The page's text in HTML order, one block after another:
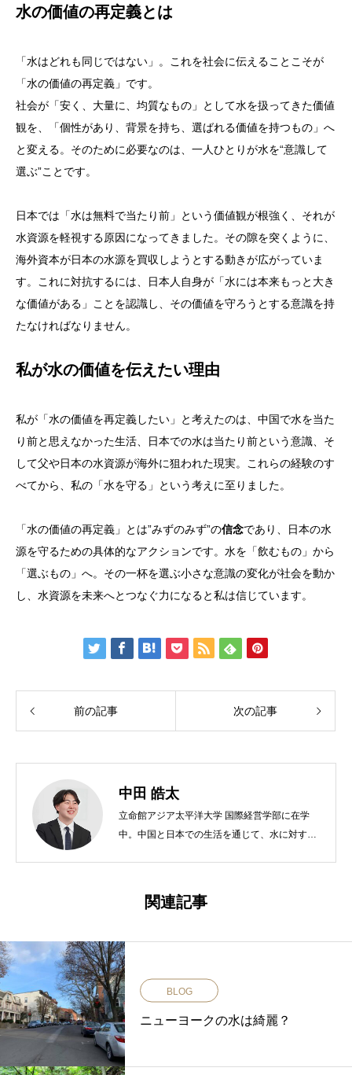
水の価値の再定義とは
「水はどれも同じではない」。これを社会に伝えることこそが
「水の価値の再定義」です。
社会が「安く、大量に、均質なもの」として水を扱ってきた価値
観を、「個性があり、背景を持ち、選ばれる価値を持つもの」へ
と変える。そのために必要なのは、一人ひとりが水を“意識して
選ぶ”ことです。
日本では「水は無料で当たり前」という価値観が根強く、それが
水資源を軽視する原因になってきました。その隙を突くように、
海外資本が日本の水源を買収しようとする動きが広がっていま
す。これに対抗するには、日本人自身が「水には本来もっと大き
な価値がある」ことを認識し、その価値を守ろうとする意識を持
たなければなりません。
私が水の価値を伝えたい理由
私が「水の価値を再定義したい」と考えたのは、中国で水を当た
り前と思えなかった生活、日本での水は当たり前という意識、そ
して父や日本の水資源が海外に狙われた現実。これらの経験のす
べてから、私の「水を守る」という考えに至りました。
「水の価値の再定義」とは”みずのみず”の信念であり、日本の水
源を守るための具体的なアクションです。水を「飲むもの」から
「選ぶもの」へ。その一杯を選ぶ小さな意識の変化が社会を動か
し、水資源を未来へとつなぐ力になると私は信じています。
前の記事 次の記事
中田 皓太
立命館アジア太平洋大学 国際経営学部に在学
中。中国と日本での生活を通じて、水に対する
重要性に目を向ける。 現在はみずのみず株式会
ム執筆を通じて、日本の水資源の大切さを発信
している。
関連記事
BLOG
ニューヨークの水は綺麗？